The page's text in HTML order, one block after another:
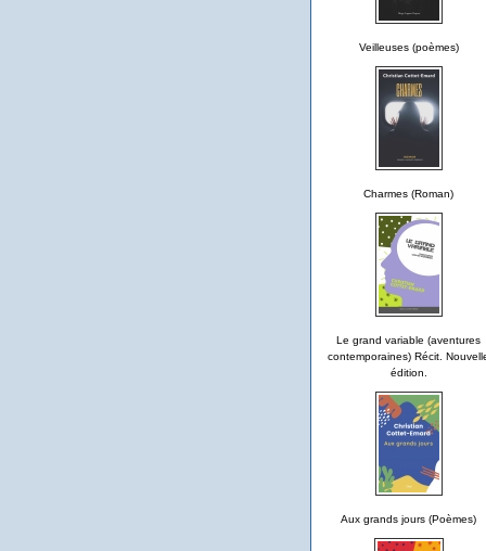
Veilleuses (poèmes)
Charmes (Roman)
Le grand variable (aventures
contemporaines) Récit.
édition.
Aux grands jours (Poèmes)